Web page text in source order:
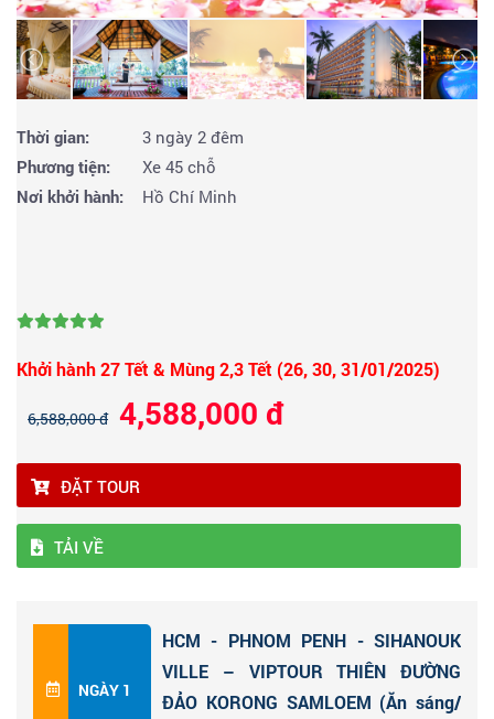
Thời gian:
3 ngày 2 đêm
Phương tiện:
Xe 45 chỗ
Nơi khởi hành:
Hồ Chí Minh
Khởi hành 27 Tết & Mùng 2,3 Tết (26, 30, 31/01/2025)
6,588,000 đ 4,588,000 đ
ĐẶT TOUR
TẢI VỀ
NGÀY 1
HCM - PHNOM PENH - SIHANOUK
VILLE – VIPTOUR THIÊN ĐƯỜNG
ĐẢO KORONG SAMLOEM (Ăn sáng/